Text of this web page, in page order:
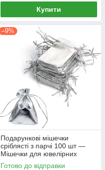
Купити
–9%
Подарункові мішечки
сріблясті з парчі 100 шт —
Мішечки для ювелірних
виробів та сувенірів (7х9см)
Готово до відправки